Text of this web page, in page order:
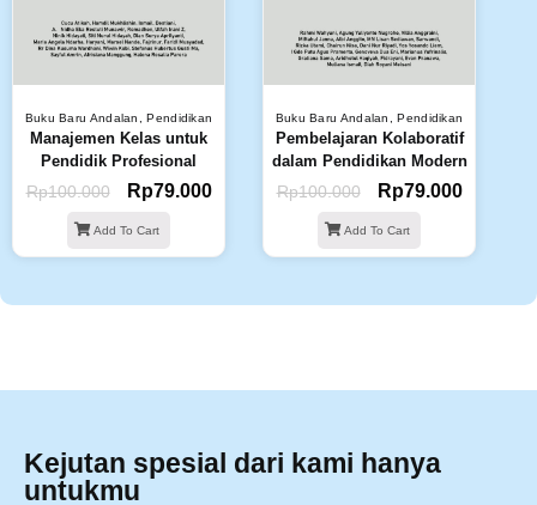
Buku Baru Andalan ,Pendidikan
Manajemen Kelas untuk
Pendidik Profesional
Rp100.000 Rp79.000
Add To Cart
Buku Baru Andalan ,Pendidikan
Pembelajaran Kolaboratif
dalam Pendidikan Modern
Rp100.000 Rp79.000
Add To Cart
Kejutan spesial dari kami hanya
untukmu